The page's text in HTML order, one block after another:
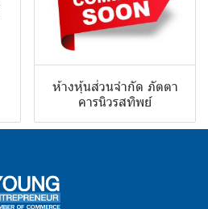
ห้างหุ้นส่วนจำกัด ภัตตา
คารนิวรสทิพย์